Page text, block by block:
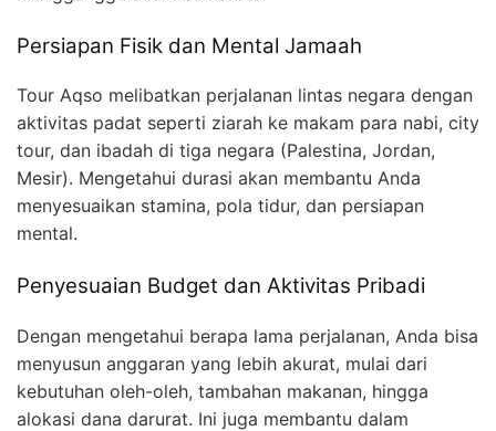
Persiapan Fisik dan Mental Jamaah
Tour Aqso melibatkan perjalanan lintas negara dengan
aktivitas padat seperti ziarah ke makam para nabi, city
tour, dan ibadah di tiga negara (Palestina, Jordan,
Mesir). Mengetahui durasi akan membantu Anda
menyesuaikan stamina, pola tidur, dan persiapan
mental.
Penyesuaian Budget dan Aktivitas Pribadi
Dengan mengetahui berapa lama perjalanan, Anda bisa
menyusun anggaran yang lebih akurat, mulai dari
kebutuhan oleh-oleh, tambahan makanan, hingga
alokasi dana darurat. Ini juga membantu dalam